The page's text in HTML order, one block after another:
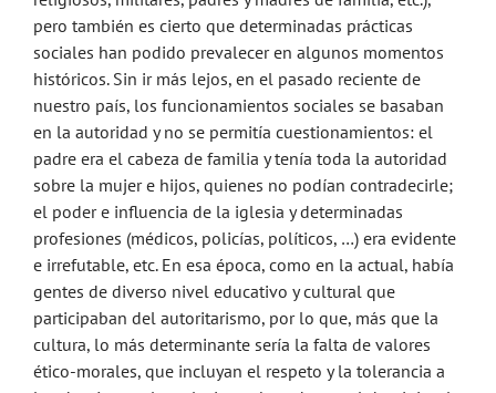
pero también es cierto que determinadas prácticas
sociales han podido prevalecer en algunos momentos
históricos. Sin ir más lejos, en el pasado reciente de
nuestro país, los funcionamientos sociales se basaban
en la autoridad y no se permitía cuestionamientos: el
padre era el cabeza de familia y tenía toda la autoridad
sobre la mujer e hijos, quienes no podían contradecirle;
el poder e influencia de la iglesia y determinadas
profesiones (médicos, policías, políticos, …) era evidente
e irrefutable, etc. En esa época, como en la actual, había
gentes de diverso nivel educativo y cultural que
participaban del autoritarismo, por lo que, más que la
cultura, lo más determinante sería la falta de valores
ético-morales, que incluyan el respeto y la tolerancia a